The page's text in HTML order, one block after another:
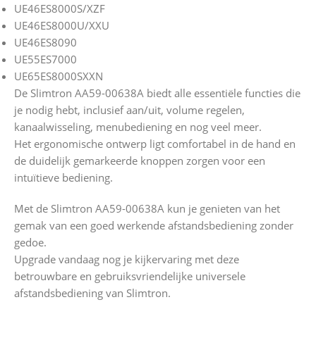
UE46ES8000S/XZF
UE46ES8000U/XXU
UE46ES8090
UE55ES7000
UE65ES8000SXXN
De Slimtron AA59-00638A biedt alle essentiële functies die
je nodig hebt, inclusief aan/uit, volume regelen,
kanaalwisseling, menubediening en nog veel meer.
Het ergonomische ontwerp ligt comfortabel in de hand en
de duidelijk gemarkeerde knoppen zorgen voor een
intuïtieve bediening.
Met de Slimtron AA59-00638A kun je genieten van het
gemak van een goed werkende afstandsbediening zonder
gedoe.
Upgrade vandaag nog je kijkervaring met deze
betrouwbare en gebruiksvriendelijke universele
afstandsbediening van Slimtron.